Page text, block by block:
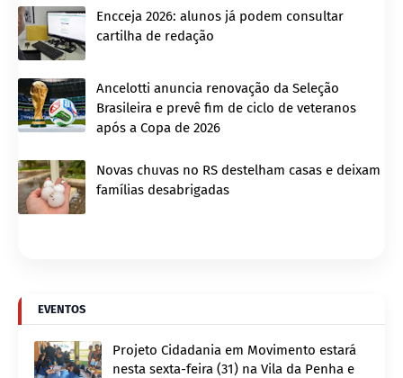
Encceja 2026: alunos já podem consultar
cartilha de redação
Ancelotti anuncia renovação da Seleção
Brasileira e prevê fim de ciclo de veteranos
após a Copa de 2026
Novas chuvas no RS destelham casas e deixam
famílias desabrigadas
EVENTOS
Projeto Cidadania em Movimento estará
nesta sexta-feira (31) na Vila da Penha e